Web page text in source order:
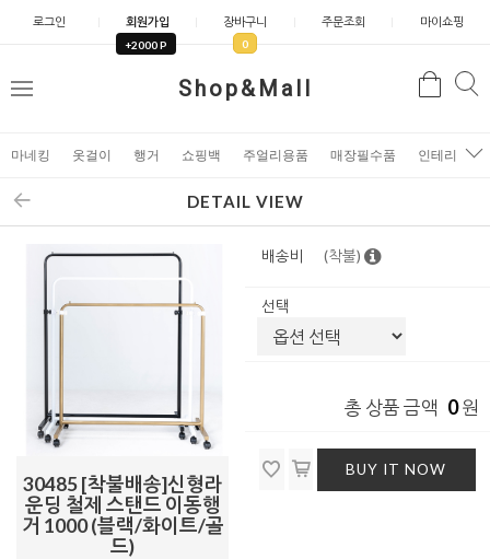
로그인 회원가입
+2000 P
장바구니
0
주문조회 마이쇼핑
Shop&Mall
메
검
마네킹 옷걸이 행거 쇼핑백 주얼리용품 매장필수품 인테리어소
DETAIL VIEW
30485 [착불배송]신형라
운딩 철제 스탠드 이동행
거 1000 (블랙/화이트/골
드)
배송비 (착불)
선택
총 상품 금액 0원
BUY IT NOW